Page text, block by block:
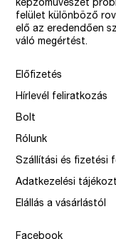
képzőművészet
felület különböző
elő az eredendően
váló megértést.
Előfizetés
Hírlevél feliratkozás
Bolt
Rólunk
Szállítási és fizetési
Adatkezelési
Elállás a vásárlástól
Facebook